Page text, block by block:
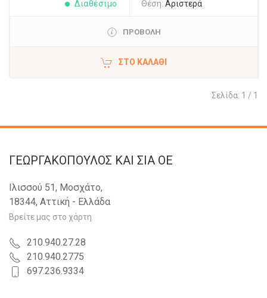
Διαθέσιμο Θέση: Αριστερά
ΠΡΟΒΟΛΗ
ΣΤΟ ΚΑΛΆΘΙ
Σελίδα: 1 / 1
ΓΕΩΡΓΑΚΟΠΟΥΛΟΣ KAI ΣΙΑ OE
Ιλισσού 51, Μοσχάτο,
18344, Αττική - Ελλάδα
Βρείτε μας στο χάρτη
210.940.27.28
210.940.2775
697.236.9334